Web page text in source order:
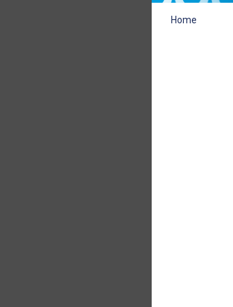
Home